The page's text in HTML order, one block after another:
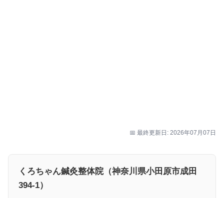
📅 最終更新日: 2026年07月07日
くろちゃん鍼灸整体院（神奈川県小田原市成田
394-1）